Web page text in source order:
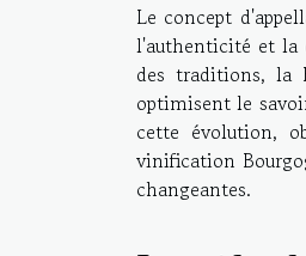
Le concept
l'authenticité et la
des traditions, la
optimisent le
cette évolution,
vinification
changeantes.